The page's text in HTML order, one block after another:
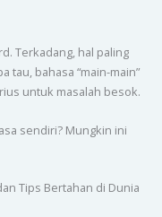
Terkadang, hal paling
tau, bahasa “main-main”
untuk masalah besok.
sendiri? Mungkin ini
Tips Bertahan di Dunia